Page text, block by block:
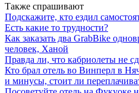
Также спрашивают
Подскажите, кто ездил
Есть какие то трудности?
Как заказать два GrabBike
человек, Ханой
Правда ли, что кабриолеты не
Кто брал отель во Винперл в
и минусы, стоит ли